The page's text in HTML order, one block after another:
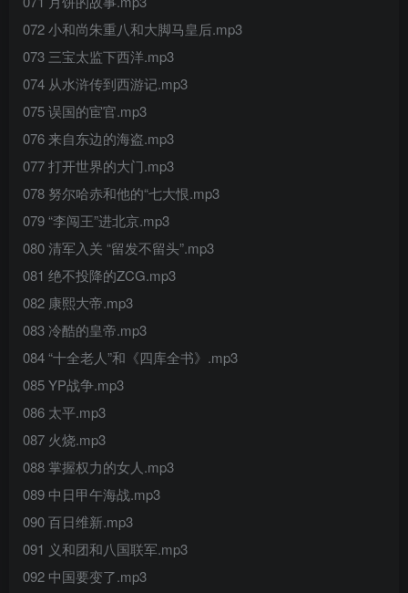
072 小和尚朱重八和大脚马皇后.mp3
073 三宝太监下西洋.mp3
074 从水浒传到西游记.mp3
075 误国的宦官.mp3
076 来自东边的海盗.mp3
077 打开世界的大门.mp3
078 努尔哈赤和他的“七大恨.mp3
079 “李闯王”进北京.mp3
080 清军入关 “留发不留头”.mp3
081 绝不投降的ZCG.mp3
082 康熙大帝.mp3
083 冷酷的皇帝.mp3
084 “十全老人”和《四库全书》.mp3
085 YP战争.mp3
086 太平.mp3
087 火烧.mp3
088 掌握权力的女人.mp3
089 中日甲午海战.mp3
090 百日维新.mp3
091 义和团和八国联军.mp3
092 中国要变了.mp3